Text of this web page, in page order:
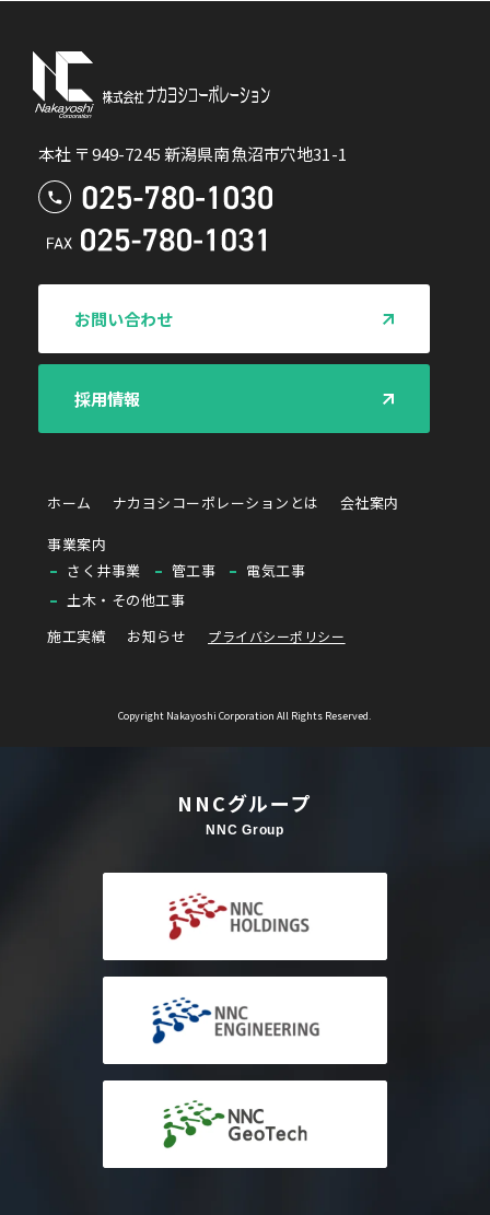
本社 〒949-7245 新潟県南魚沼市穴地31-1
お問い合わせ
採用情報
ホーム ナカヨシコーポレーションとは
会社案内
事業案内
さく井事業
管工事
電気工事
土木・その他工事
施工実績
お知らせ プライバシーポリシー
NNCグループ
NNC Group
Copyright Nakayoshi Corporation All Rights Reserved.